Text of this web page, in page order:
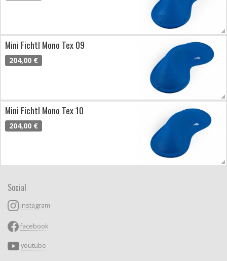
Mini Fichtl Mono Tex 09
204,00 €
Mini Fichtl Mono Tex 10
204,00 €
Social
instagram
facebook
youtube